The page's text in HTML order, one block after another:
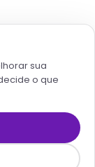
sua
o que
IA